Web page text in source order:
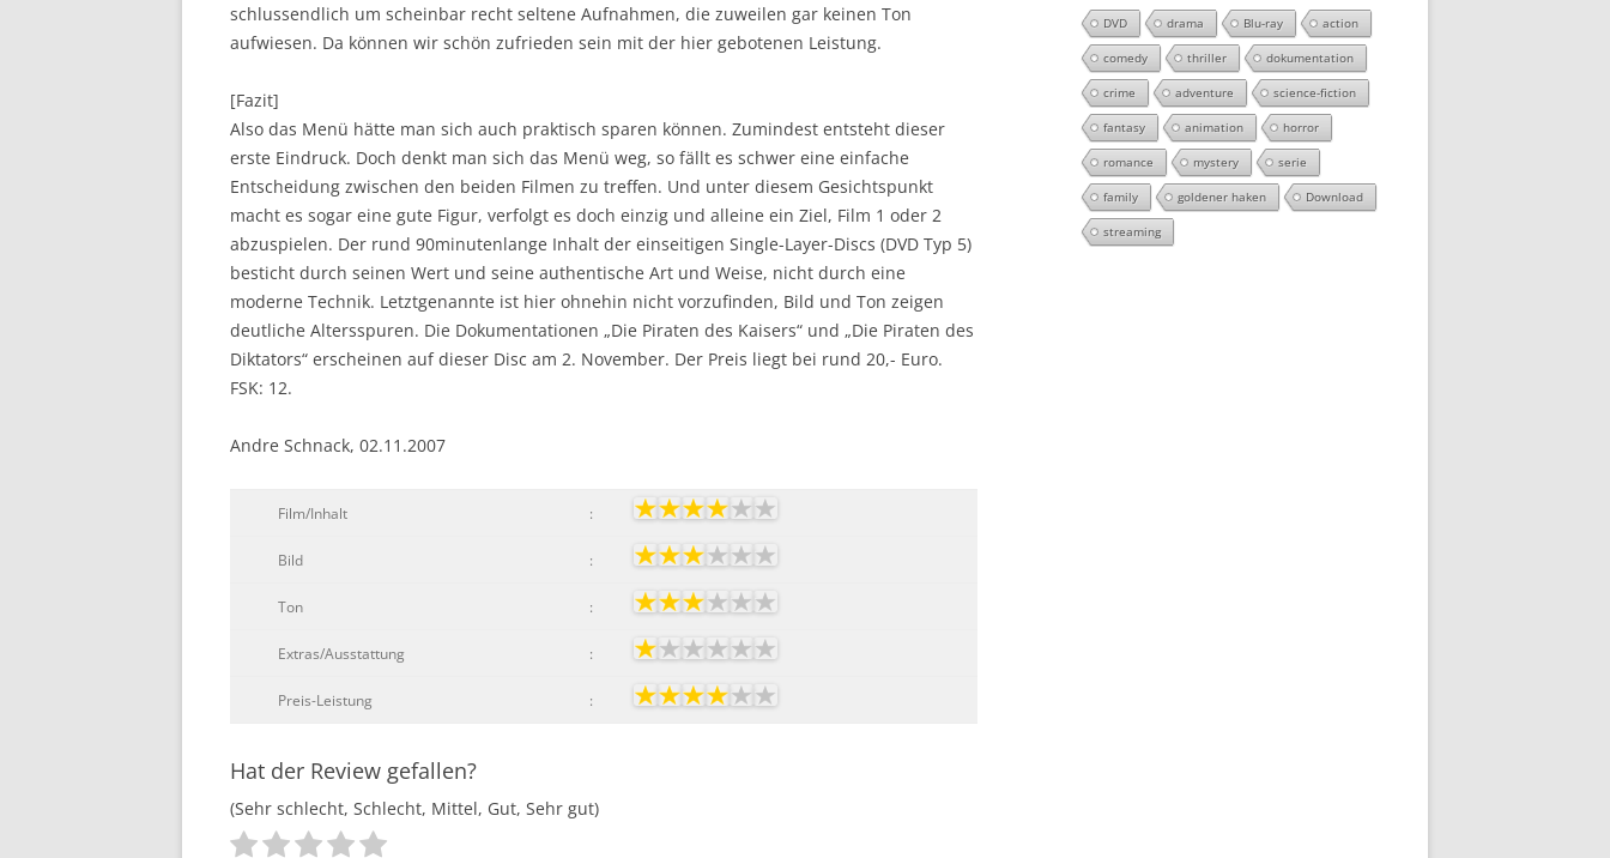
schlussendlich um scheinbar recht seltene Aufnahmen, die zuweilen gar keinen Ton
aufwiesen. Da können wir schön zufrieden sein mit der hier gebotenen Leistung.
[Fazit]
Also das Menü hätte man sich auch praktisch sparen können. Zumindest entsteht dieser
erste Eindruck. Doch denkt man sich das Menü weg, so fällt es schwer eine einfache
Entscheidung zwischen den beiden Filmen zu treffen. Und unter diesem Gesichtspunkt
macht es sogar eine gute Figur, verfolgt es doch einzig und alleine ein Ziel, Film 1 oder 2
abzuspielen. Der rund 90minutenlange Inhalt der einseitigen Single-Layer-Discs (DVD Typ 5)
besticht durch seinen Wert und seine authentische Art und Weise, nicht durch eine
moderne Technik. Letztgenannte ist hier ohnehin nicht vorzufinden, Bild und Ton zeigen
deutliche Altersspuren. Die Dokumentationen „Die Piraten des Kaisers“ und „Die Piraten des
Diktators“ erscheinen auf dieser Disc am 2. November. Der Preis liegt bei rund 20,- Euro.
FSK: 12.
Andre Schnack, 02.11.2007
Film/Inhalt :
Bild :
Ton :
Extras/Ausstattung :
Preis-Leistung :
Hat der Review gefallen?
(Sehr schlecht, Schlecht, Mittel, Gut, Sehr gut)
DVD drama Blu-ray action
comedy thriller dokumentation
crime adventure science-fiction
fantasy animation horror
romance mystery serie
family goldener haken Download
streaming